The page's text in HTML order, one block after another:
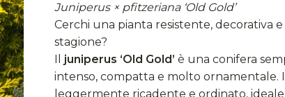
Juniperus × pfitzeriana ‘Old Gold’
Cerchi una pianta resistente, decorativa
stagione?
Il juniperus ‘Old Gold’ è una conifera
intenso, compatta e molto ornamentale.
leggermente ricadente e ordinato,